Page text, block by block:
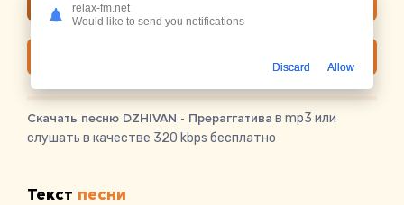
Скачать песню DZHIVAN - Прераггатива в mp3 или
слушать в качестве 320 kbps бесплатно
Текст песни
relax-fm.net
Would like to send you notifications
Discard Allow